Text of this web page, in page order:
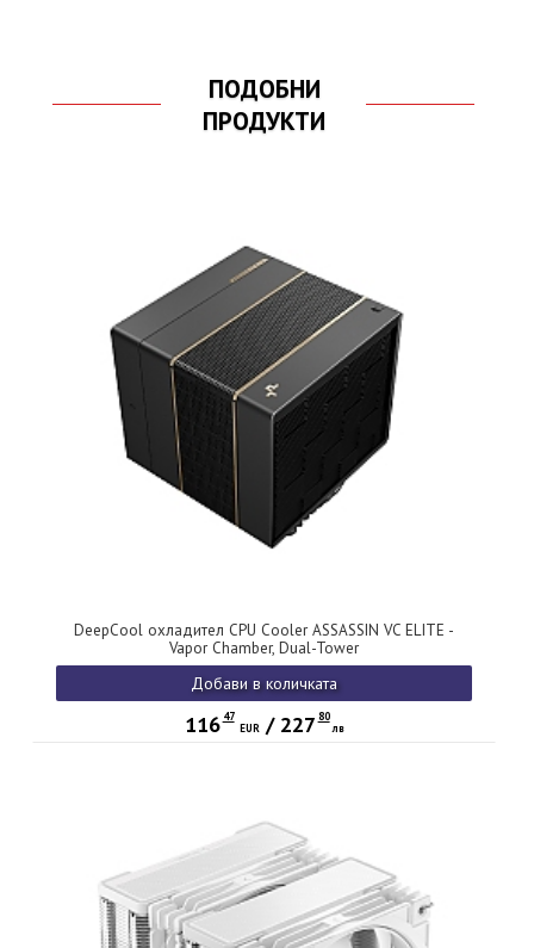
ПОДОБНИ
ПРОДУКТИ
DeepCool охладител CPU Cooler ASSASSIN VC ELITE -
Vapor Chamber, Dual-Tower
Добави в количката
116 47
EUR/ 227 80
лв